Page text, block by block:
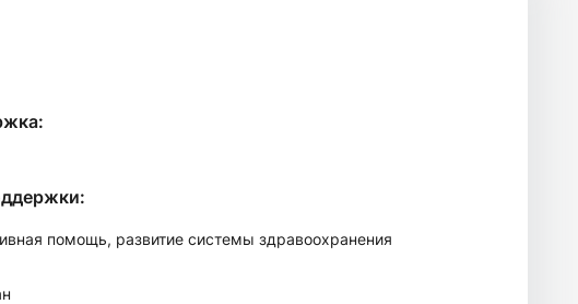
помощь, развитие системы здравоохранения